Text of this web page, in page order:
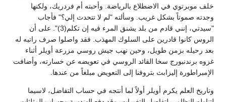
خلف موبرتوي في الاضطلاع بالرياضة. وأحبته أم فردريك، ولكنها
وجدته صموتاً بشكل غريب. وسألته "لم لا تتحدث إلي؟" فأجاب
"سيدتي، إنني قادم من بلد يشنق المرء فيه إن تكلم(3)". على أن
الروس كانوا قادرين على السلوك المهذب. فقد واصلوا صرف راتبه له
بعد رحيله بزمن طويل، وحين نهب جيش روسي مزرعة أويلر أثناء
غزوه برندنبورج سخا القائد الروسي في تعويضه عن خسارته، وأضافت
الإمبراطورة إليزابث بتروفنا إلى التعويض مبلغاً من عندها.
وتاريخ العلم يكرم أويلر أولاً لما أنتجه في حساب التفاضل، لاسيما